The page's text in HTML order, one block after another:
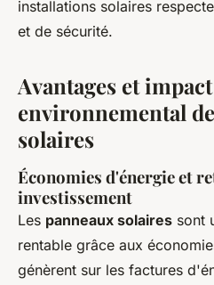
installations solaires
et de sécurité.
Avantages et impact
environnemental
solaires
Économies d'énergie et
investissement
Les panneaux solaires sont
rentable grâce aux
génèrent sur les factures